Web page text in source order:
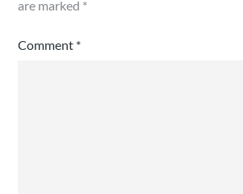
are marked *
Comment *